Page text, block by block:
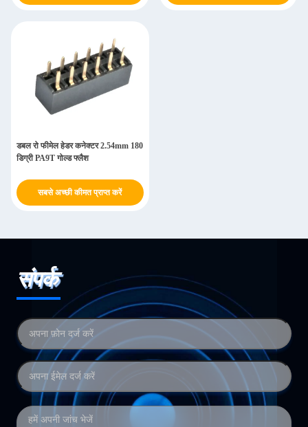
डबल रो फीमेल हेडर कनेक्टर 2.54mm 180
डिग्री PA9T गोल्ड फ्लैश
सबसे अच्छी कीमत प्राप्त करें
संपर्क